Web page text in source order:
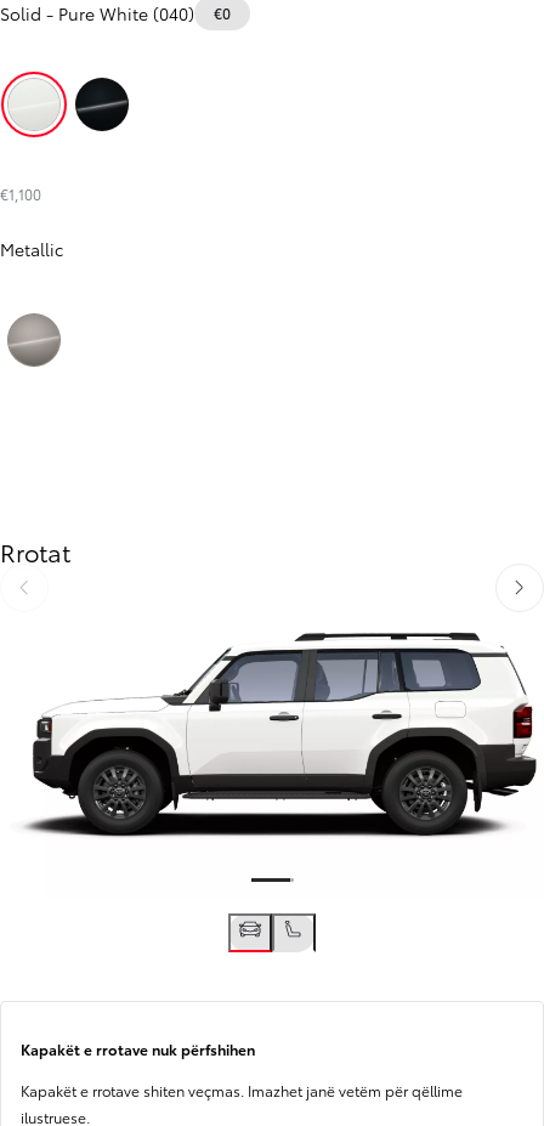
Solid - Pure White (040) €0
Pure White (040)
€1,100
Metallic
Rrotat
Slide Previous
Kapakët e rrotave nuk përfshihen
Kapakët e rrotave shiten veçmas. Imazhet janë vetëm për qëllime
ilustruese.